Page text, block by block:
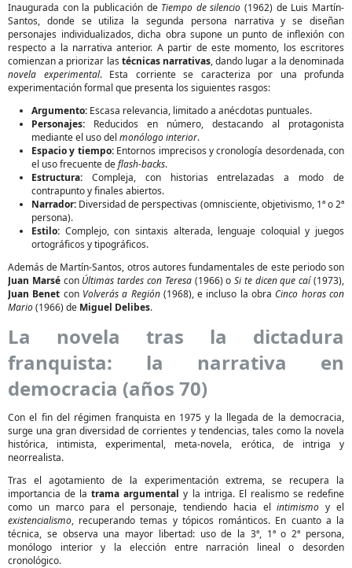
Inaugurada con la publicación de Tiempo de silencio (1962) de Luis Martín-
Santos, donde se utiliza la segunda persona narrativa y se diseñan
personajes individualizados, dicha obra supone un punto de inflexión con
respecto a la narrativa anterior. A partir de este momento, los escritores
comienzan a priorizar las técnicas narrativas, dando lugar a la denominada
novela experimental. Esta corriente se caracteriza por una profunda
experimentación formal que presenta los siguientes rasgos:
Argumento: Escasa relevancia, limitado a anécdotas puntuales.
Personajes: Reducidos en número, destacando al protagonista
mediante el uso del monólogo interior.
Espacio y tiempo:Entornos imprecisos y cronología desordenada, con
el uso frecuente deflash-backs.
Estructura: Compleja, con historias entrelazadas a modo de
contrapunto y finales abiertos.
Narrador: Diversidad de perspectivas (omnisciente, objetivismo, 1ª o 2ª
persona).
Estilo: Complejo, con sintaxis alterada, lenguaje coloquial y juegos
ortográficos y tipográficos.
Además de Martín-Santos, otros autores fundamentales de este periodo son
Juan Marsécon Últimas tardes con Teresa(1966) oSi te dicen que caí(1973),
Juan Benet con Volverás a Región(1968), e incluso la obraCinco horas con
Mario(1966) de Miguel Delibes.
La novela tras la dictadura
franquista: la narrativa en
democracia (años 70)
Con el fin del régimen franquista en 1975 y la llegada de la democracia,
surge una gran diversidad de corrientes y tendencias, tales como la novela
histórica, intimista, experimental, meta-novela, erótica, de intriga y
neorrealista.
Tras el agotamiento de la experimentación extrema, se recupera la
importancia de latrama argumental y la intriga. El realismo se redefine
como un marco para el personaje, tendiendo hacia elintimismo y el
existencialismo, recuperando temas y tópicos románticos. En cuanto a la
técnica, se observa una mayor libertad: uso de la 3ª, 1ª o 2ª persona,
monólogo interior y la elección entre narración lineal o desorden
cronológico.